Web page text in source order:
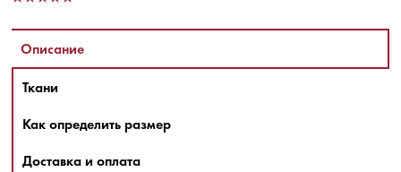
Описание
Ткани
Как определить размер
Доставка и оплата